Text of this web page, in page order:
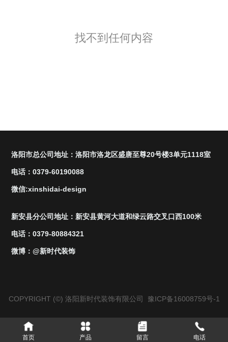
找不到任何内容
洛阳市总公司地址：洛阳市洛龙区盛唐至尊20号楼3单元1118室
电话：0379-60190088
微信:xinshidai-design
新安县分公司地址：新安县黄河大道和绿云路交叉口西100米
电话：0379-80884321
微博：@新时代装饰
COPYRIGHT (©) 洛阳新时代装饰有限公司 豫ICP备16008759号-1
首页 产品 留言 电话